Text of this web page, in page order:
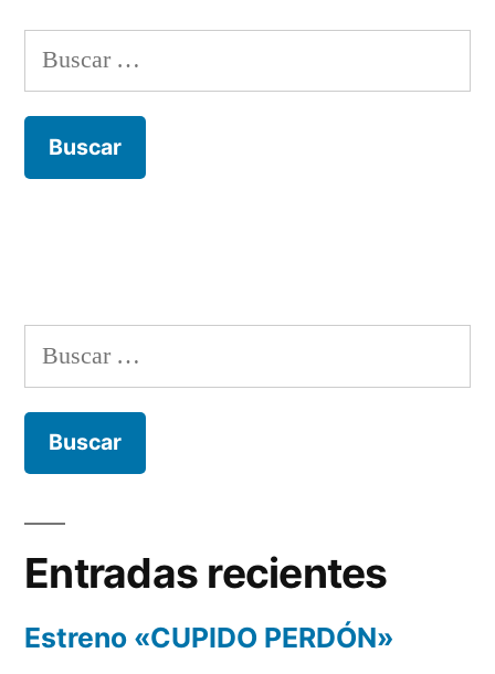
Buscar:
Buscar:
Entradas recientes
Estreno «CUPIDO PERDÓN»